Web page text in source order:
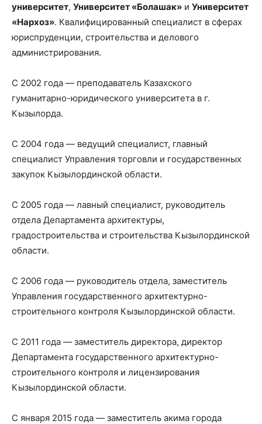
университет, Университет «Болашак» и Университет
«Нархоз». Квалифицированный специалист в сферах
юриспруденции, строительства и делового
администрирования.
С 2002 года — преподаватель Казахского
гуманитарно-юридического университета в г.
Кызылорда.
С 2004 года — ведущий специалист, главный
специалист Управления торговли и государственных
закупок Кызылординской области.
С 2005 года — лавный специалист, руководитель
отдела Департамента архитектуры,
градостроительства и строительства Кызылординской
области.
С 2006 года — руководитель отдела, заместитель
Управления государственного архитектурно-
строительного контроля Кызылординской области.
С 2011 года — заместитель директора, директор
Департамента государственного архитектурно-
строительного контроля и лицензирования
Кызылординской области.
С января 2015 года — заместитель акима города